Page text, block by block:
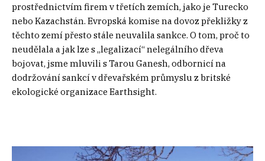
prostřednictvím firem v třetích zemích, jako je Turecko
nebo Kazachstán. Evropská komise na dovoz překližky z
těchto zemí přesto stále neuvalila sankce. O tom, proč to
neudělala a jak lze s „legalizací“ nelegálního dřeva
bojovat, jsme mluvili s Tarou Ganesh, odbornicí na
dodržování sankcí v dřevařském průmyslu z britské
ekologické organizace Earthsight.